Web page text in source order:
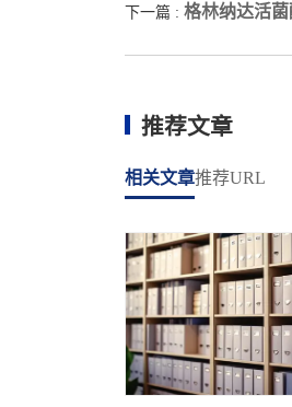
下一篇 : 格林纳达活
推荐文章
相关文章推荐URL